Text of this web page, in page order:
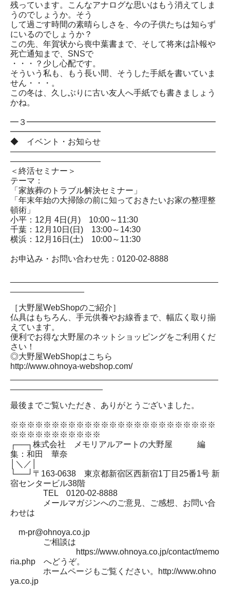
残っています。こんなアナログな思いはもう消えてしま
うのでしょうか。そう
して過ごす時間の素晴らしさを、今の子供たちは知らず
にいるのでしょうか？
この先、年賀状から喪中葉書まで、そして将来は訃報や
死亡通知まで、SNSで
・・・？少し心配です。
そういう私も、もう長い間、そうした手紙を書いていま
せん・・・。
この冬は、久しぶりに古い友人へ手紙でも書きましょう
かね。
━３━━━━━━━━━━━━━━━━━━━━━━━
━━━━━━━━━━━
◆ イベント・お知らせ
―――――――――――――――――――――――――
―――――――――――
＜終活セミナー＞
テーマ：
「家族葬のトラブル解決セミナー」
「年末年始の大掃除の前に知っておきたいお家の整理整
頓術」
小平：12月 4日(月) 10:00～11:30
千葉：12月10日(日) 13:00～14:30
横浜：12月16日(土) 10:00～11:30
お申込み・お問い合わせ先：0120-02-8888
［大野屋WebShopのご紹介］
仏具はもちろん、手元供養やお線香まで、幅広く取り揃
えています。
便利でお得な大野屋のネットショッピングをご利用くだ
さい！
◎大野屋WebShopはこちら
http://www.ohnoya-webshop.com/
最後までご覧いただき、ありがとうございました。
※※※※※※※※※※※※※※※※※※※※※※※※※
※※※※※※※※※※※
┌──┐株式会社 メモリアルアートの大野屋 編
集：和田 華奈
│＼／│
└──┘〒163-0638 東京都新宿区西新宿1丁目25番1号 新
宿センタービル38階
TEL 0120-02-8888
メールマガジンへのご意見、ご感想、お問い合
わせは
m-pr@ohnoya.co.jp
ご相談は
https://www.ohnoya.co.jp/contact/memo
ria.php へどうぞ。
ホームページもご覧ください。http://www.ohno
ya.co.jp